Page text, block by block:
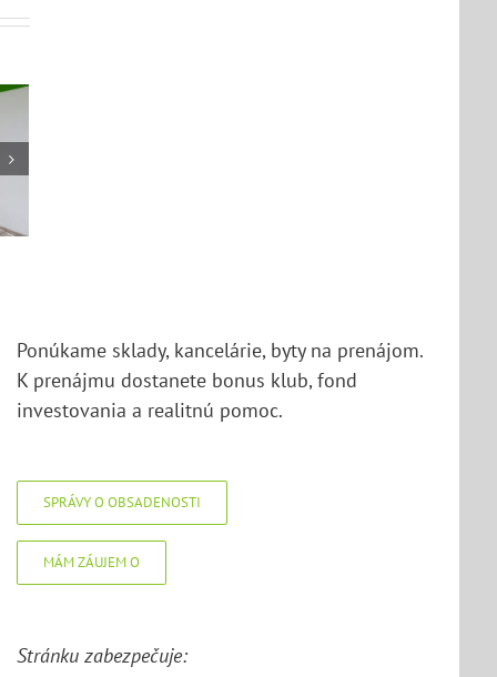
Ponúkame sklady, kancelárie, byty na prenájom.
K prenájmu dostanete bonus klub, fond
investovania a realitnú pomoc.
SPRÁVY O OBSADENOSTI
MÁM ZÁUJEM O
Stránku zabezpečuje: